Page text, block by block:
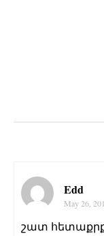
Edd
May 26,
շատ